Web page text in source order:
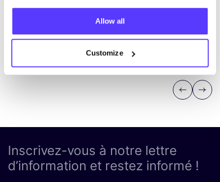
Allow all
Customize
Previous
Next
Inscrivez-vous à notre lettre
d’information et restez informé !